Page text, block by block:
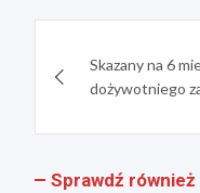
wpisuSkazany na 6
dożywotniego
Sprawdź również